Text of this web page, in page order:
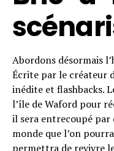
Abordons désormais
Écrite par le créateur
inédite et flashbacks.
l’île de Waford pour
il sera entrecoupé par
monde que l’on
permettra de revivre